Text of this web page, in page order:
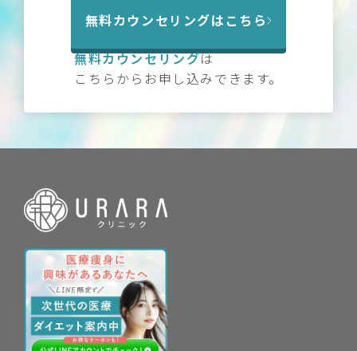
無料カウンセリングはこちら
無料カウンセリングは
こちらからお申し込みできます。